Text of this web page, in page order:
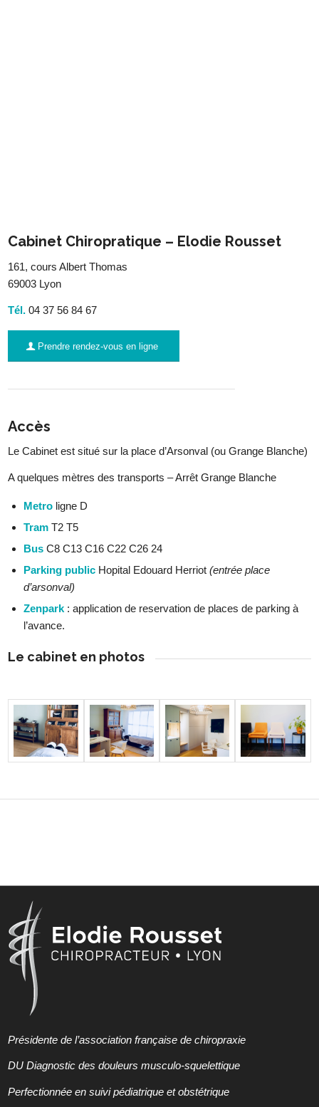
Cabinet Chiropratique – Elodie Rousset
161, cours Albert Thomas
69003 Lyon
Tél. 04 37 56 84 67
Prendre rendez-vous en ligne
Accès
Le Cabinet est situé sur la place d’Arsonval (ou Grange Blanche)
A quelques mètres des transports – Arrêt Grange Blanche
Metro ligne D
Tram T2 T5
Bus C8 C13 C16 C22 C26 24
Parking public Hopital Edouard Herriot(entrée place
d’arsonval)
Zenpark : application de reservation de places de parking à
l’avance.
Le cabinet en photos
Présidente de l’association française de chiropraxie
DU Diagnostic des douleurs musculo-squelettique
Perfectionnée en suivi pédiatrique et obstétrique